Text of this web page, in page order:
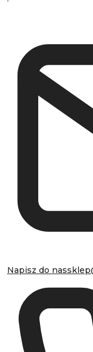
Napisz do nas